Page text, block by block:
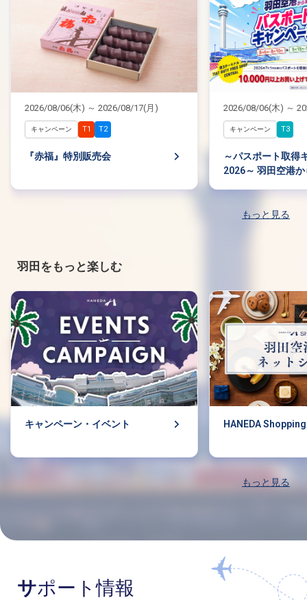
2026/08/06(木) ～ 2026/08/17(月)
キャンペーン T1 T2
『赤福』特別販売会
2026/08/06(木) ～
キャンペーン T3
～パスポート取得
2026～ 羽田空港
もっと見る
羽田をもっと楽しむ
キャンペーン・イベント HANEDA Shopping
もっと見る
サポート情報